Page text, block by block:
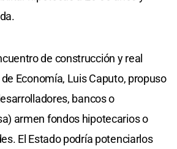
de construcción y real
Economía, Luis Caputo, propuso
bancos o
armen fondos hipotecarios o
El Estado podría potenciarlos